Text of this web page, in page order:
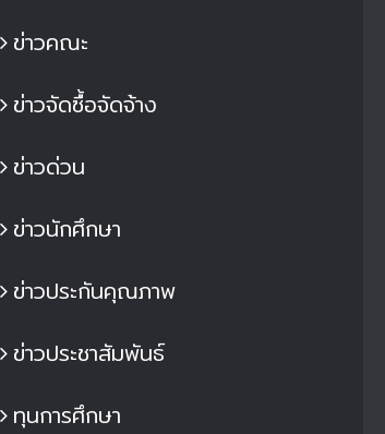
ข่าวคณะ
ข่าวจัดซื้อจัดจ้าง
ข่าวด่วน
ข่าวนักศึกษา
ข่าวประกันคุณภาพ
ข่าวประชาสัมพันธ์
ทุนการศึกษา